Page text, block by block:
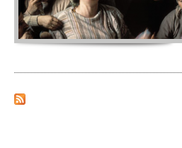
p
a
l